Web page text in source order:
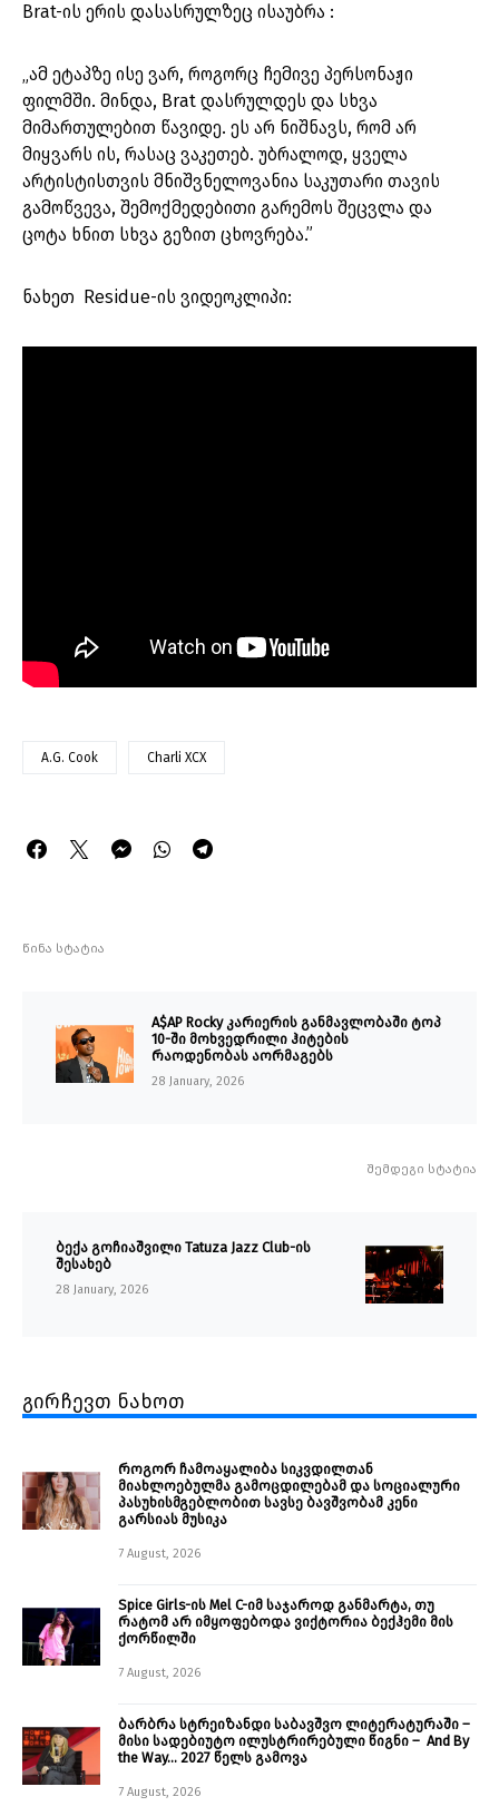
Brat-ის ერის დასასრულზეც ისაუბრა :
„ამ ეტაპზე ისე ვარ, როგორც ჩემივე პერსონაჟი
ფილმში. მინდა, Brat დასრულდეს და სხვა
მიმართულებით წავიდე. ეს არ ნიშნავს, რომ არ
მიყვარს ის, რასაც ვაკეთებ. უბრალოდ, ყველა
არტისტისთვის მნიშვნელოვანია საკუთარი თავის
გამოწვევა, შემოქმედებითი გარემოს შეცვლა და
ცოტა ხნით სხვა გეზით ცხოვრება.”
ნახეთ Residue-ის ვიდეოკლიპი:
A.G. Cook Charli XCX
წინა სტატია
A$AP Rocky კარიერის განმავლობაში ტოპ
10-ში მოხვედრილი ჰიტების
რაოდენობას აორმაგებს
28 January, 2026
შემდეგი სტატია
ბექა გოჩიაშვილი Tatuza Jazz Club-ის
შესახებ
28 January, 2026
გირჩევთ ნახოთ
როგორ ჩამოაყალიბა სიკვდილთან
მიახლოებულმა გამოცდილებამ და სოციალური
პასუხისმგებლობით სავსე ბავშვობამ კენი
გარსიას მუსიკა
7 August, 2026
Spice Girls-ის Mel C-იმ საჯაროდ განმარტა, თუ
რატომ არ იმყოფებოდა ვიქტორია ბექჰემი მის
ქორწილში
7 August, 2026
ბარბრა სტრეიზანდი საბავშვო ლიტერატურაში –
მისი სადებიუტო ილუსტრირებული წიგნი – And By
the Way… 2027 წელს გამოვა
7 August, 2026